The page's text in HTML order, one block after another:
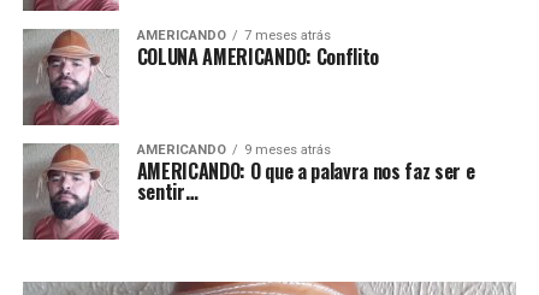
AMERICANDO 7 meses atrás
COLUNA AMERICANDO: Conflito
AMERICANDO 9 meses atrás
AMERICANDO: O que a palavra nos faz ser e
sentir…